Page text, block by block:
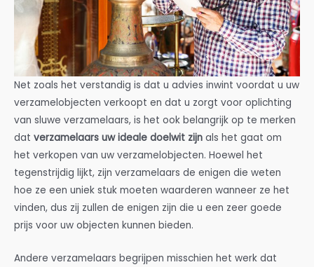
Net zoals het verstandig is dat u advies inwint voordat u uw
verzamelobjecten verkoopt en dat u zorgt voor oplichting
van sluwe verzamelaars, is het ook belangrijk op te merken
dat verzamelaars uw ideale doelwit zijn als het gaat om
het verkopen van uw verzamelobjecten. Hoewel het
tegenstrijdig lijkt, zijn verzamelaars de enigen die weten
hoe ze een uniek stuk moeten waarderen wanneer ze het
vinden, dus zij zullen de enigen zijn die u een zeer goede
prijs voor uw objecten kunnen bieden.
Andere verzamelaars begrijpen misschien het werk dat